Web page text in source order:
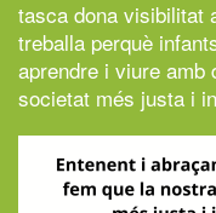
tasca dona visibilitat
treballa perquè
aprendre i viure amb
societat més justa i